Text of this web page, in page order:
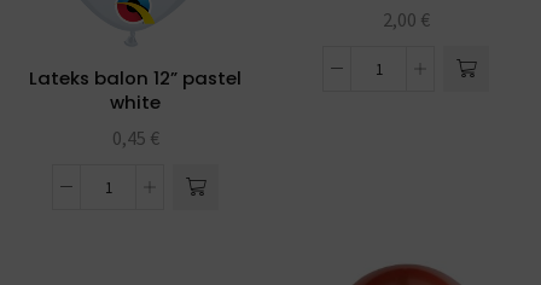
Lateks balon 12” pastel
white
0,45 €
2,00 €